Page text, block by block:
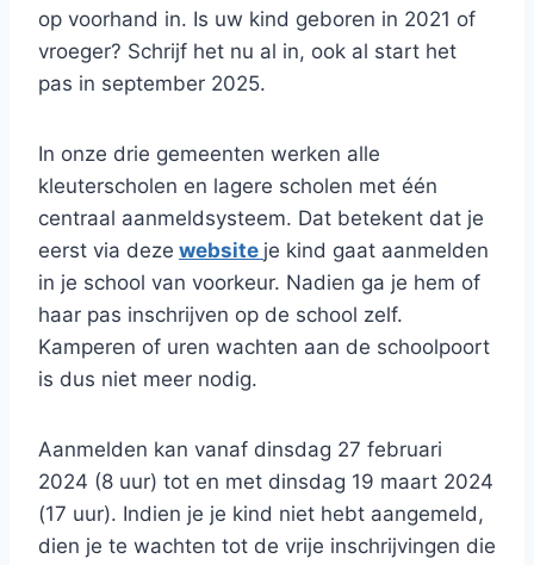
op voorhand in. Is uw kind geboren in 2021 of
vroeger? Schrijf het nu al in, ook al start het
pas in september 2025.
In onze drie gemeenten werken alle
kleuterscholen en lagere scholen met één
centraal aanmeldsysteem. Dat betekent dat je
eerst via deze website je kind gaat aanmelden
in je school van voorkeur. Nadien ga je hem of
haar pas inschrijven op de school zelf.
Kamperen of uren wachten aan de schoolpoort
is dus niet meer nodig.
Aanmelden kan vanaf dinsdag 27 februari
2024 (8 uur) tot en met dinsdag 19 maart 2024
(17 uur). Indien je je kind niet hebt aangemeld,
dien je te wachten tot de vrije inschrijvingen die